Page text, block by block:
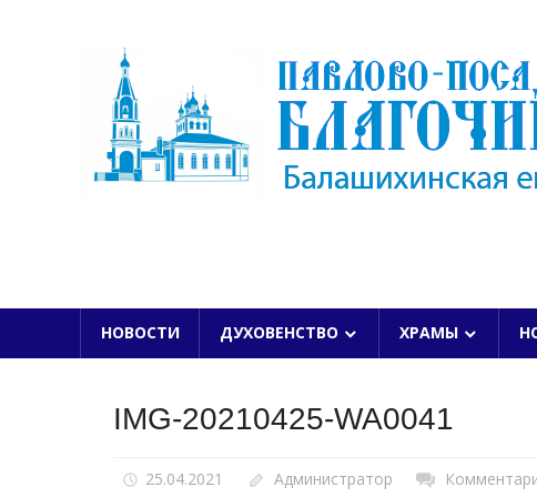
НОВОСТИ ДУХОВЕНСТВО ХРАМЫ
IMG-20210425-WA0041
25.04.2021 Администратор